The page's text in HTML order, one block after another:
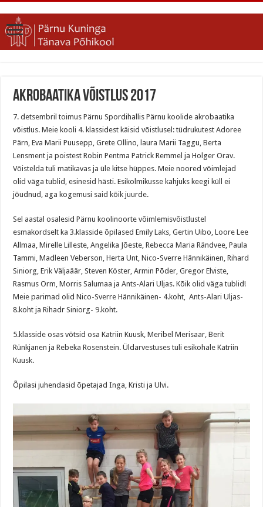
Akrobaatika võistlus 2017
7. detsembril toimus Pärnu Spordihallis Pärnu koolide akrobaatika
võistlus. Meie kooli 4. klassidest käisid võistlusel: tüdrukutest Adoree
Pärn, Eva Marii Puusepp, Grete Ollino, laura Marii Taggu, Berta
Lensment ja poistest Robin Pentma Patrick Remmel ja Holger Orav.
Võistelda tuli matikavas ja üle kitse hüppes. Meie noored võimlejad
olid väga tublid, esinesid hästi. Esikolmikusse kahjuks keegi küll ei
jõudnud, aga kogemusi said kõik juurde.
Sel aastal osalesid Pärnu koolinoorte võimlemisvõistlustel
esmakordselt ka 3.klasside õpilased Emily Laks, Gertin Uibo, Loore Lee
Allmaa, Mirelle Lilleste, Angelika Jõeste, Rebecca Maria Rändvee, Paula
Tammi, Madleen Veberson, Herta Unt, Nico-Sverre Hännikäinen, Rihard
Siniorg, Erik Väljaäär, Steven Köster, Armin Põder, Gregor Elviste,
Rasmus Orm, Morris Salumaa ja Ants-Alari Uljas. Kõik olid väga tublid!
Meie parimad olid Nico-Sverre Hännikäinen- 4.koht, Ants-Alari Uljas-
8.koht ja Rihadr Siniorg- 9.koht.
5.klasside osas võtsid osa Katriin Kuusk, Meribel Merisaar, Berit
Rünkjanen ja Rebeka Rosenstein. Üldarvestuses tuli esikohale Katriin
Kuusk.
Õpilasi juhendasid õpetajad Inga, Kristi ja Ulvi.